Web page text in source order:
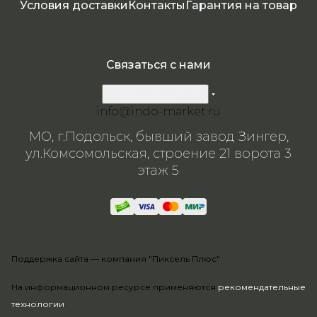
Условия доставки Контакты Гарантия на товар
На информационном ресурсе применяются рекомендательные
технологии.
Связаться с нами
info@indo-market.ru
МО, г.Подольск, бывший завод Зингер,
ул.Комсомольская, строение 21 ворота 3
этаж 5
Поддержка сайта — компания "Пиксель Плюс"